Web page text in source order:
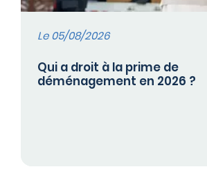
Le 05/08/2026
Qui a droit à la prime de
déménagement en 2026 ?